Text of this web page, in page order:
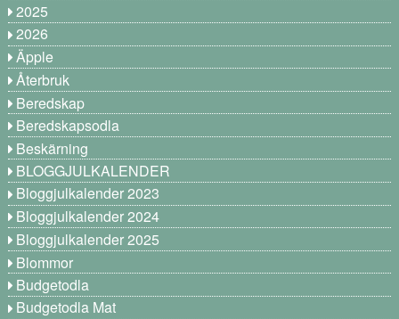
2025
2026
Äpple
Återbruk
Beredskap
Beredskapsodla
Beskärning
BLOGGJULKALENDER
Bloggjulkalender 2023
Bloggjulkalender 2024
Bloggjulkalender 2025
Blommor
Budgetodla
Budgetodla Mat